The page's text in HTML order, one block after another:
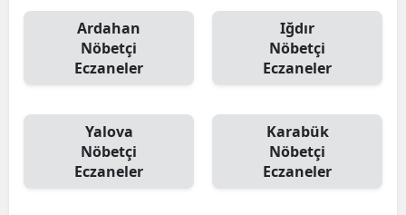
Ardahan
Nöbetçi
Eczaneler
Iğdır
Nöbetçi
Eczaneler
Yalova
Nöbetçi
Eczaneler
Karabük
Nöbetçi
Eczaneler